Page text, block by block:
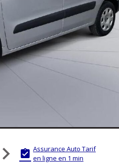
  Assurance Auto Tarif
en ligne en 1 min